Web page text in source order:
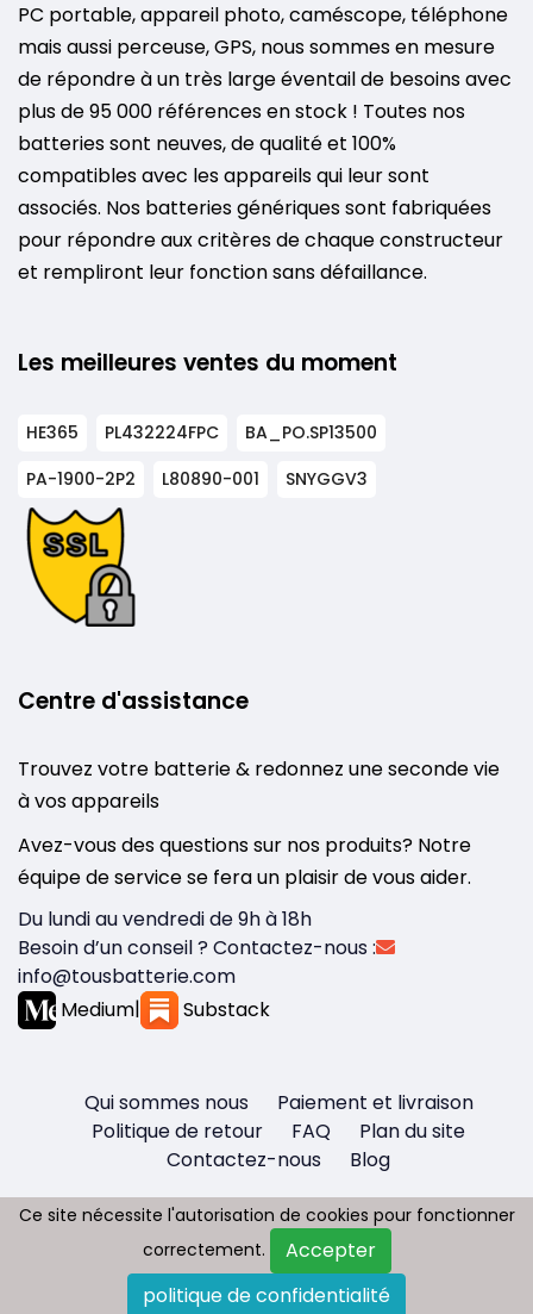
PC portable, appareil photo, caméscope, téléphone
mais aussi perceuse, GPS, nous sommes en mesure
de répondre à un très large éventail de besoins avec
plus de 95 000 références en stock ! Toutes nos
batteries sont neuves, de qualité et 100%
compatibles avec les appareils qui leur sont
associés. Nos batteries génériques sont fabriquées
pour répondre aux critères de chaque constructeur
et rempliront leur fonction sans défaillance.
Les meilleures ventes du moment
HE365 PL432224FPC
BA_PO.SP13500
PA-1900-2P2
L80890-001 SNYGGV3
Centre d'assistance
Trouvez votre batterie & redonnez une seconde vie
à vos appareils
Avez-vous des questions sur nos produits? Notre
équipe de service se fera un plaisir de vous aider.
Du lundi au vendredi de 9h à 18h
Besoin d’un conseil ? Contactez-nous :
info@tousbatterie.com
Medium| Substack
Qui sommes nous
Paiement et livraison
Politique de retour
FAQ
Plan du site
Contactez-nous
Blog
Copyright © 2026 - Tous droit réservés
Tousbatterie.com
Ce site nécessite l'autorisation de cookies pour fonctionner
correctement.
Accepter
politique de confidentialité
Ce site nécessite l'autorisation de cookies pour fonctionner
correctement.
Accepter
politique de confidentialité